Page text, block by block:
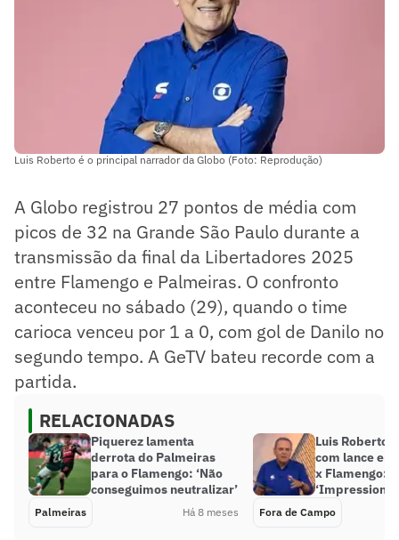
Luis Roberto é o principal narrador da Globo (Foto: Reprodução)
A Globo registrou 27 pontos de média com
picos de 32 na Grande São Paulo durante a
transmissão da final da Libertadores 2025
entre Flamengo e Palmeiras. O confronto
aconteceu no sábado (29), quando o time
carioca venceu por 1 a 0, com gol de Danilo no
segundo tempo. A GeTV bateu recorde com a
partida.
RELACIONADAS
Piquerez lamenta
derrota do Palmeiras
para o Flamengo: ‘Não
conseguimos neutralizar’
Palmeiras Há 8 meses
Luis Roberto
com lance
x Flamengo:
Fora de Campo